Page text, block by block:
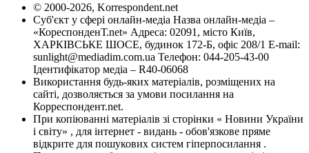
© 2000-2026, Korrespondent.net
Суб'єкт у сфері онлайн-медіа Назва онлайн-медіа –
«КореспонденТ.net» Адреса: 02091, місто Київ,
ХАРКІВСЬКЕ ШОСЕ, будинок 172-Б, офіс 208/1 E-mail:
sunlight@mediadim.com.ua Телефон: 044-205-43-00
Ідентифікатор медіа – R40-06068
Використання будь-яких матеріалів, розміщених на
сайті, дозволяється за умови посилання на
Корреспондент.net.
При копіюванні матеріалів зі сторінки « Новини України
і світу» , для інтернет - видань - обов'язкове пряме
відкрите для пошукових систем гіперпосилання .